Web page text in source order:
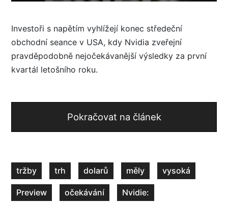
Investoři s napětím vyhlížejí konec středeční
obchodní seance v USA, kdy Nvidia zveřejní
pravděpodobně nejočekávanější výsledky za první
kvartál letošního roku.
Pokračovat na článek
tržby trh dolarů měly vysoká
Preview očekávání Nvidie: